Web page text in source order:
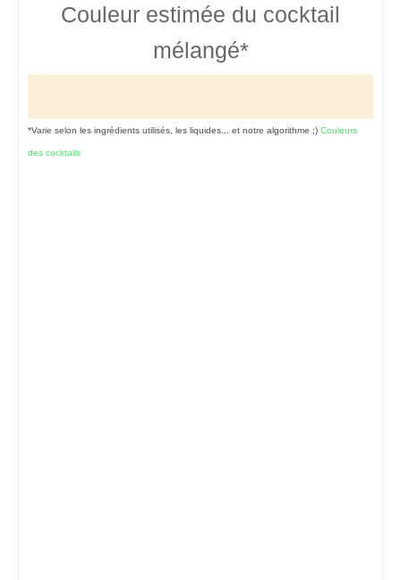
Couleur estimée du cocktail
mélangé*
*Varie selon les ingrédients utilisés, les liquides... et notre algorithme ;) Couleurs
des cocktails